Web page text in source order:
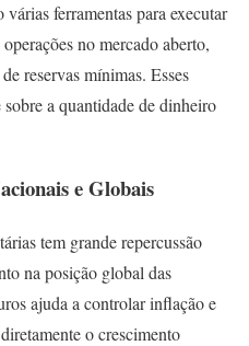
ferramentas para executar
no mercado aberto,
reservas mínimas. Esses
a quantidade de dinheiro
e Globais
tem grande repercussão
na posição global das
ajuda a controlar inflação e
o crescimento